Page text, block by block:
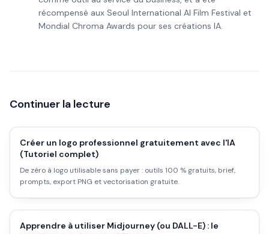
récompensé aux Seoul International AI Film Festival et
Mondial Chroma Awards pour ses créations IA.
Continuer la lecture
Créer un logo professionnel gratuitement avec l'IA
(Tutoriel complet)
De zéro à logo utilisable sans payer : outils 100 % gratuits, brief,
prompts, export PNG et vectorisation gratuite.
Apprendre à utiliser Midjourney (ou DALL-E) : le